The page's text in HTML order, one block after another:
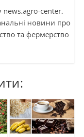
news.agro-center.
новини про
та фермерство